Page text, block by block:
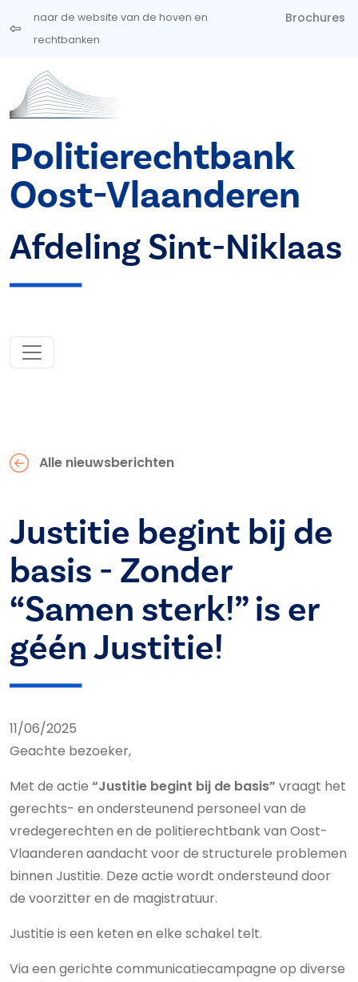
Overslaan en naar de inhoud gaan
naar de website van de hoven en
rechtbanken
Brochures
Politierechtbank
Oost-Vlaanderen
Afdeling Sint-Niklaas
Alle nieuwsberichten
Justitie begint bij de
basis - Zonder
“Samen sterk!” is er
géén Justitie!
11/06/2025
Geachte bezoeker,
Met de actie “Justitie begint bij de basis” vraagt het
gerechts- en ondersteunend personeel van de
vredegerechten en de politierechtbank van Oost-
Vlaanderen aandacht voor de structurele problemen
binnen Justitie. Deze actie wordt ondersteund door
de voorzitter en de magistratuur.
Justitie is een keten en elke schakel telt.
Via een gerichte communicatiecampagne op diverse